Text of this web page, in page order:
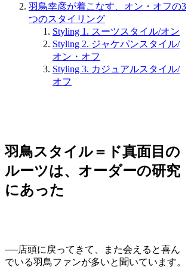
羽鳥幸彦が着こなす、オン・オフの3
つのスタイリング
Styling 1. スーツスタイル/オン
Styling 2. ジャケパンスタイル/
オン・オフ
Styling 3. カジュアルスタイル/
オフ
羽鳥スタイル＝ド真面目の
ルーツは、オーダーの研究
にあった
──店頭に戻ってきて、また会えると喜ん
でいる羽鳥ファンが多いと聞いています。